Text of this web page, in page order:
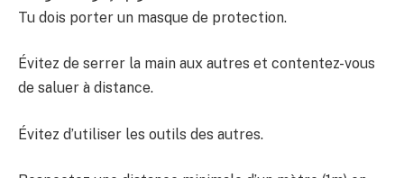
Tu dois porter un masque de protection.
Évitez de serrer la main aux autres et contentez-vous
de saluer à distance.
Évitez d’utiliser les outils des autres.